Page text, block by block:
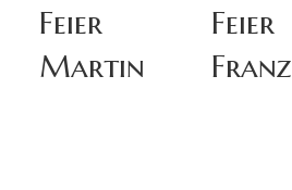
Feier
Martin
Feier
Franz